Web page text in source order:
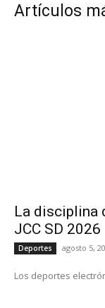
Artículos
La disciplina
JCC SD 2026
Deportes agosto 5,
Los deportes